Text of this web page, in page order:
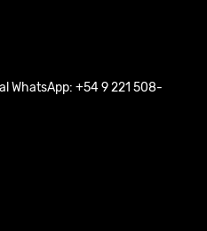
WhatsApp: +54 9 221 508-